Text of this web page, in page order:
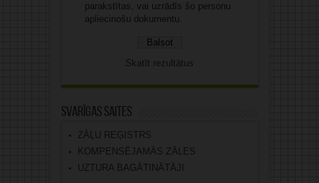
parakstītas, vai uzrādīs šo personu
apliecinošu dokumentu.
Skatīt rezultātus
Svarīgas saites
ZĀĻU REĢISTRS
KOMPENSĒJAMĀS ZĀLES
UZTURA BAGĀTINĀTĀJI